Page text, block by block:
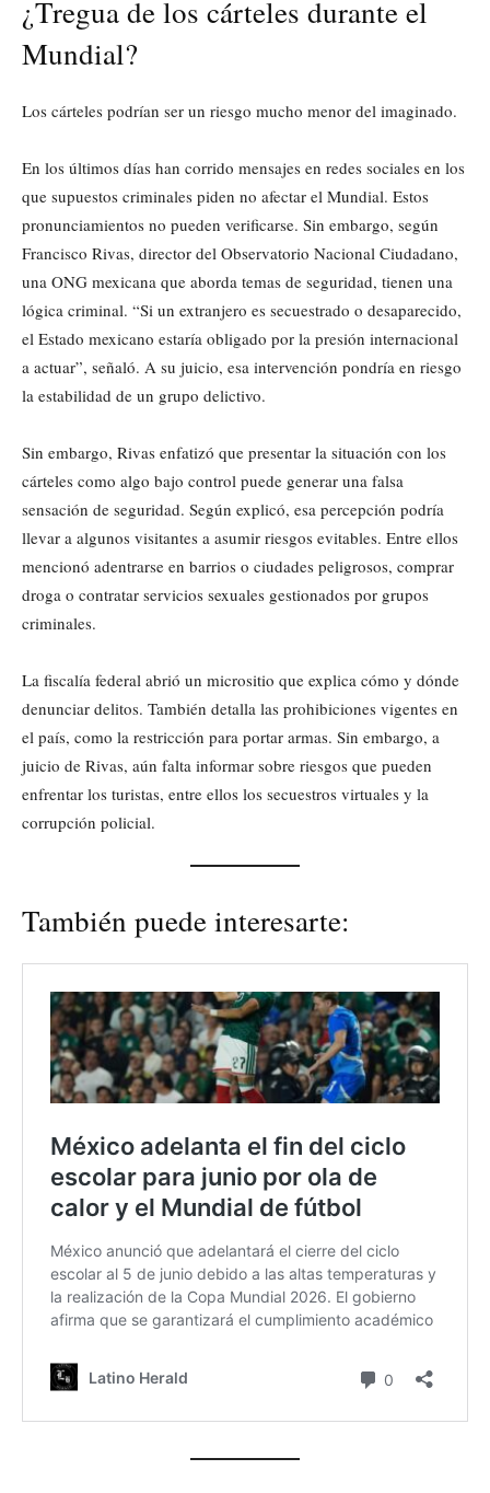
¿Tregua de los cárteles durante el
Mundial?
Los cárteles podrían ser un riesgo mucho menor del imaginado.
En los últimos días han corrido mensajes en redes sociales en los
que supuestos criminales piden no afectar el Mundial. Estos
pronunciamientos no pueden verificarse. Sin embargo, según
Francisco Rivas, director del Observatorio Nacional Ciudadano,
una ONG mexicana que aborda temas de seguridad, tienen una
lógica criminal. “Si un extranjero es secuestrado o desaparecido,
el Estado mexicano estaría obligado por la presión internacional
a actuar”, señaló. A su juicio, esa intervención pondría en riesgo
la estabilidad de un grupo delictivo.
Sin embargo, Rivas enfatizó que presentar la situación con los
cárteles como algo bajo control puede generar una falsa
sensación de seguridad. Según explicó, esa percepción podría
llevar a algunos visitantes a asumir riesgos evitables. Entre ellos
mencionó adentrarse en barrios o ciudades peligrosos, comprar
droga o contratar servicios sexuales gestionados por grupos
criminales.
La fiscalía federal abrió un micrositio que explica cómo y dónde
denunciar delitos. También detalla las prohibiciones vigentes en
el país, como la restricción para portar armas. Sin embargo, a
juicio de Rivas, aún falta informar sobre riesgos que pueden
enfrentar los turistas, entre ellos los secuestros virtuales y la
corrupción policial.
También puede interesarte: